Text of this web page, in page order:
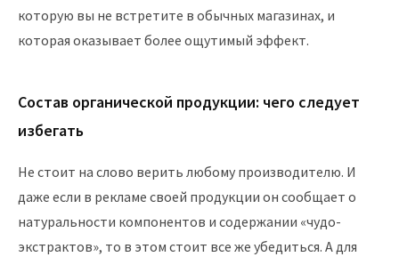
которую вы не встретите в обычных магазинах, и
которая оказывает более ощутимый эффект.
Состав органической продукции: чего следует
избегать
Не стоит на слово верить любому производителю. И
даже если в рекламе своей продукции он сообщает о
натуральности компонентов и содержании «чудо-
экстрактов», то в этом стоит все же убедиться. А для